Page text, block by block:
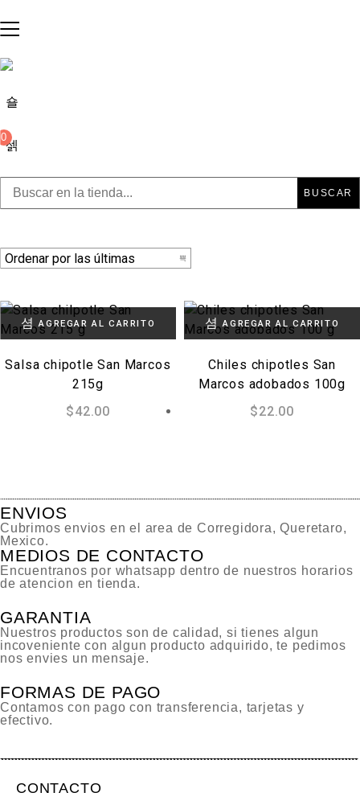
0
BUSCAR
AGREGAR AL CARRITO
Salsa chipotle San Marcos
215g
$42.00
AGREGAR AL CARRITO
Chiles chipotles San
Marcos adobados 100g
$22.00
ENVIOS
Cubrimos envios en el area de Corregidora, Queretaro,
Mexico.
MEDIOS DE CONTACTO
Encuentranos por whatsapp dentro de nuestros horarios
de atencion en tienda.
GARANTIA
Nuestros productos son de calidad, si tienes algun
incoveniente con algun producto adquirido, te pedimos
nos envies un mensaje.
FORMAS DE PAGO
Contamos con pago con transferencia, tarjetas y
efectivo.
CONTACTO